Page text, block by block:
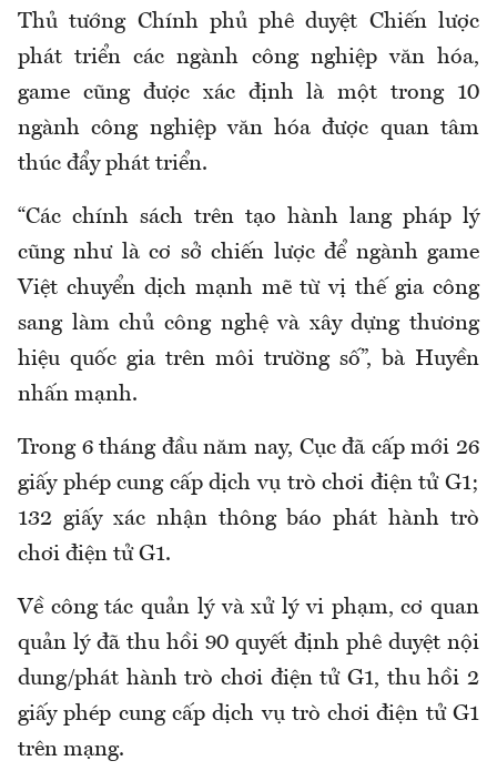
Thủ tướng Chính phủ phê duyệt Chiến lược
phát triển các ngành công nghiệp văn hóa,
game cũng được xác định là một trong 10
ngành công nghiệp văn hóa được quan tâm
thúc đẩy phát triển.
“Các chính sách trên tạo hành lang pháp lý
cũng như là cơ sở chiến lược để ngành game
Việt chuyển dịch mạnh mẽ từ vị thế gia công
sang làm chủ công nghệ và xây dựng thương
hiệu quốc gia trên môi trường số”, bà Huyền
nhấn mạnh.
Trong 6 tháng đầu năm nay, Cục đã cấp mới 26
giấy phép cung cấp dịch vụ trò chơi điện tử G1;
132 giấy xác nhận thông báo phát hành trò
chơi điện tử G1.
Về công tác quản lý và xử lý vi phạm, cơ quan
quản lý đã thu hồi 90 quyết định phê duyệt nội
dung/phát hành trò chơi điện tử G1, thu hồi 2
giấy phép cung cấp dịch vụ trò chơi điện tử G1
trên mạng.